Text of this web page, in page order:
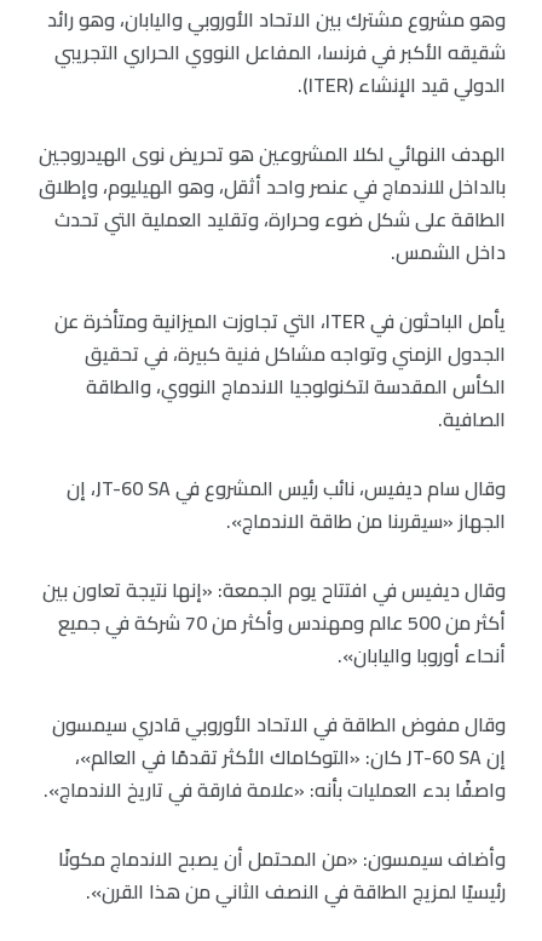
وهو مشروع مشترك بين الاتحاد الأوروبي واليابان، وهو رائد
شقيقه الأكبر في فرنسا، المفاعل النووي الحراري التجريبي
الدولي قيد الإنشاء (ITER).
الهدف النهائي لكلا المشروعين هو تحريض نوى الهيدروجين
بالداخل للاندماج في عنصر واحد أثقل، وهو الهيليوم، وإطلاق
الطاقة على شكل ضوء وحرارة، وتقليد العملية التي تحدث
داخل الشمس.
يأمل الباحثون في ITER، التي تجاوزت الميزانية ومتأخرة عن
الجدول الزمني وتواجه مشاكل فنية كبيرة، في تحقيق
الكأس المقدسة لتكنولوجيا الاندماج النووي، والطاقة
الصافية.
وقال سام ديفيس، نائب رئيس المشروع في JT-60 SA، إن
الجهاز «سيقربنا من طاقة الاندماج».
وقال ديفيس في افتتاح يوم الجمعة: «إنها نتيجة تعاون بين
أكثر من 500 عالم ومهندس وأكثر من 70 شركة في جميع
أنحاء أوروبا واليابان».
وقال مفوض الطاقة في الاتحاد الأوروبي قادري سيمسون
إن JT-60 SA كان: «التوكاماك الأكثر تقدمًا في العالم»،
واصفًا بدء العمليات بأنه: «علامة فارقة في تاريخ الاندماج».
وأضاف سيمسون: «من المحتمل أن يصبح الاندماج مكونًا
رئيسيًا لمزيج الطاقة في النصف الثاني من هذا القرن».